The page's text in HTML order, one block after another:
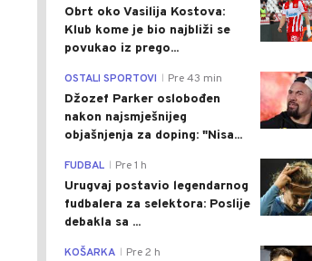
Obrt oko Vasilija Kostova:
Klub kome je bio najbliži se
povukao iz prego...
OSTALI SPORTOVI Pre 43 min
Džozef Parker oslobođen
nakon najsmješnijeg
objašnjenja za doping: "Nisa...
FUDBAL Pre 1 h
Urugvaj postavio legendarnog
fudbalera za selektora: Poslije
debakla sa ...
KOŠARKA Pre 2 h